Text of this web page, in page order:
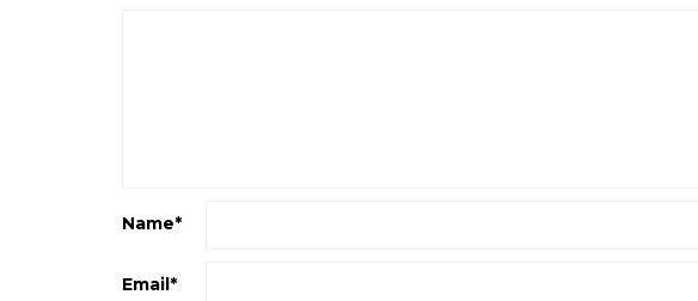
Name*
Email*